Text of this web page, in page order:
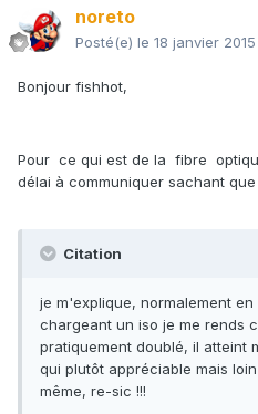
noreto
Posté(e) le 18 janvier 2015
Bonjour fishhot,
Pour ce qui est de la fibre
délai à communiquer sachant
Citation
je m'explique, normalement
chargeant un iso je me rends
pratiquement doublé, il atteint
qui plutôt appréciable mais
même, re-sic !!!